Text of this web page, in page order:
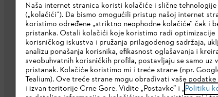
O nama
Preuzmite katalog
STIHL Etička linija
Korporativna stranica
Naša internet stranica koristi kolačiće i slične tehnologije
(„kolačići”). Da bismo omogućili pristup našoj internet
koristimo određene „striktno neophodne kolačiće” čak i
pristanka. Ostali kolačići koje koristimo radi optimizacije
korisničkog iskustva i pružanja prilagođenog sadržaja,
analizu ponašanja korisnika, efikasnost oglašavanja i
sveobuhvatnih korisničkih profila, postavljaju se samo uz
pristanak. Kolačiće koristimo mi i treće strane (npr.
Tealium). Ove treće strane mogu obrađivati vaše
i izvan teritorije Crne Gore. Vidite „Postavke” i „Politiku